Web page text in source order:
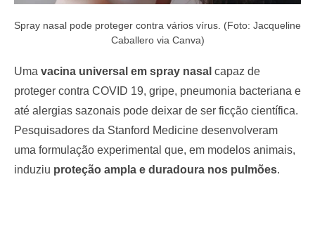
Spray nasal pode proteger contra vários vírus. (Foto: Jacqueline
Caballero via Canva)
Uma vacina universal em spray nasal capaz de
proteger contra COVID 19, gripe, pneumonia bacteriana e
até alergias sazonais pode deixar de ser ficção científica.
Pesquisadores da Stanford Medicine desenvolveram
uma formulação experimental que, em modelos animais,
induziu proteção ampla e duradoura nos pulmões.